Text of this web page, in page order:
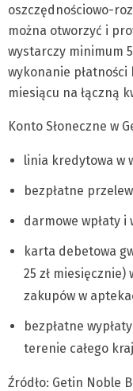
oszczędnościowo-
można otworzyć i
wystarczy minimum
wykonanie
miesiącu na łączną
Konto Słoneczne w
linia kredytowa w
bezpłatne
darmowe wpłaty i
karta debetowa
25 zł
zakupów w
bezpłatne
terenie całego
Źródło: Getin Noble